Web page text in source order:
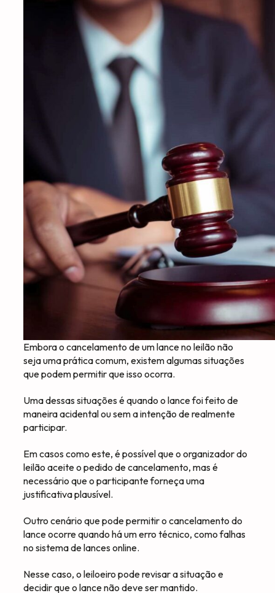
Embora o cancelamento de um lance no leilão não
seja uma prática comum, existem algumas situações
que podem permitir que isso ocorra.
Uma dessas situações é quando o lance foi feito de
maneira acidental ou sem a intenção de realmente
participar.
Em casos como este, é possível que o organizador do
leilão aceite o pedido de cancelamento, mas é
necessário que o participante forneça uma
justificativa plausível.
Outro cenário que pode permitir o cancelamento do
lance ocorre quando há um erro técnico, como falhas
no sistema de lances online.
Nesse caso, o leiloeiro pode revisar a situação e
decidir que o lance não deve ser mantido.